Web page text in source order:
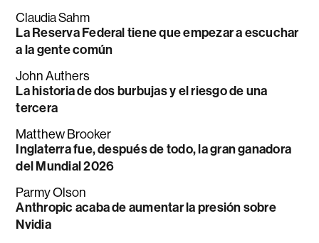
Claudia Sahm
La Reserva Federal tiene que empezar a escuchar
a la gente común
John Authers
La historia de dos burbujas y el riesgo de una
tercera
Matthew Brooker
Inglaterra fue, después de todo, la gran ganadora
del Mundial 2026
Parmy Olson
Anthropic acaba de aumentar la presión sobre
Nvidia